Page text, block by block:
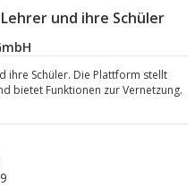
und ihre Schüler
ihre Schüler. Die Plattform stellt
bietet Funktionen zur Vernetzung.